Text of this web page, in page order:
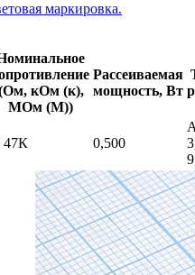
маркировка.
кОм (к),
МОм (М))
Рассеиваемая
мощность, Вт
47К 0,500